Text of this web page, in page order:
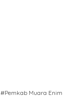
#Pemkab Muara Enim